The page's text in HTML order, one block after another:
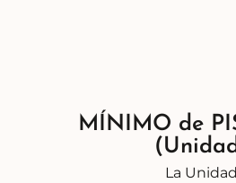
MÍNIMO de
La Unidad